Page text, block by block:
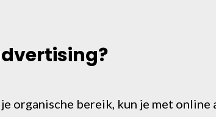
organische bereik, kun je met